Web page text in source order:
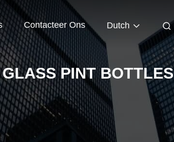
Contacteer Ons Dutch
PINT BOTTLES